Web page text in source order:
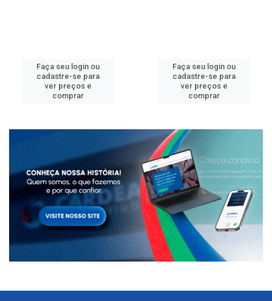
Faça seu login ou
cadastre-se para
ver preços e
comprar
Faça seu login ou
cadastre-se para
ver preços e
comprar